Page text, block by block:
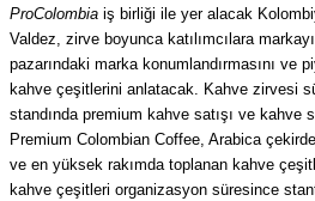
ProColombia iş birliği ile yer alacak
Valdez, zirve boyunca katılımcılara
pazarındaki marka konumlandırmasını ve
kahve çeşitlerini anlatacak. Kahve zirvesi
standında premium kahve satışı ve kahve
Premium Colombian Coffee, Arabica
ve en yüksek rakımda toplanan kahve
kahve çeşitleri organizasyon süresince